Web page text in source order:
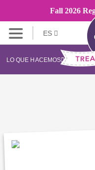
Fall 2026
ES
LO QUE HACEMOS